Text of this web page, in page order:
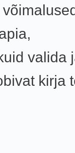
valida
kirja